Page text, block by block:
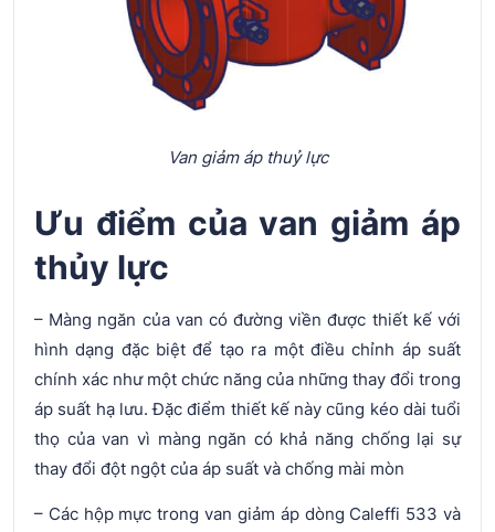
Van giảm áp thuỷ lực
Ưu điểm của van giảm áp
thủy lực
– Màng ngăn của van có đường viền được thiết kế với
hình dạng đặc biệt để tạo ra một điều chỉnh áp suất
chính xác như một chức năng của những thay đổi trong
áp suất hạ lưu. Đặc điểm thiết kế này cũng kéo dài tuổi
thọ của van vì màng ngăn có khả năng chống lại sự
thay đổi đột ngột của áp suất và chống mài mòn
– Các hộp mực trong van giảm áp dòng Caleffi 533 và